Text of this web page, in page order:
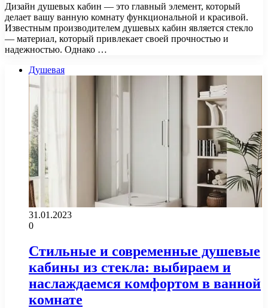
Дизайн душевых кабин — это главный элемент, который
делает вашу ванную комнату функциональной и красивой.
Известным производителем душевых кабин является стекло
— материал, который привлекает своей прочностью и
надежностью. Однако …
Душевая
31.01.2023
0
Стильные и современные душевые
кабины из стекла: выбираем и
наслаждаемся комфортом в ванной
комнате